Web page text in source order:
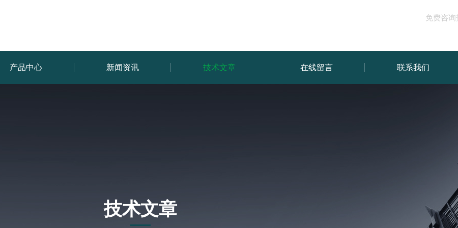
免费咨询
产品中心 新闻资讯 技术文章 在线留言 联系我们
技术文章